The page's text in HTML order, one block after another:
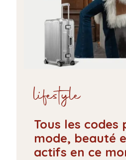
lifestyle
Tous les codes
mode, beauté
actifs en ce